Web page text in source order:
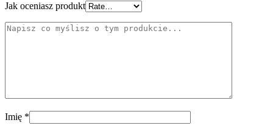
Jak oceniasz produkt
Imię *